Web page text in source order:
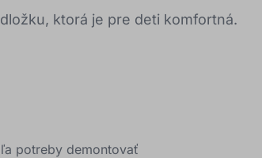
ktorá je pre deti komfortná.
potreby demontovať